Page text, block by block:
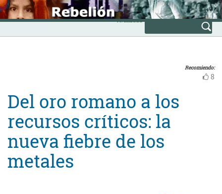
Skip
to
content
INICIO
Avanzada
Recomiendo:
8
Del oro romano a los
recursos críticos: la
nueva fiebre de los
metales